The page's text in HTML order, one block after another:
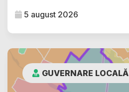
5 august 2026
GUVERNARE LOCALĂ